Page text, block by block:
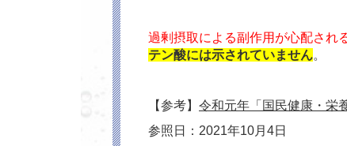
過剰摂取による副作用が心配され
テン酸には示されていません。
【参考】 令和元年「国民健康・栄
参照日：2021年10月4日